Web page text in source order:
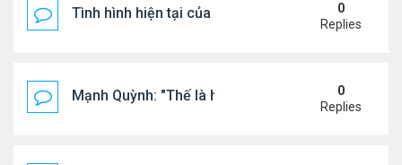
Tình hình hiện tại của Quang Lê
0
Replies
Mạnh Quỳnh: "Thế là hết"
0
Replies